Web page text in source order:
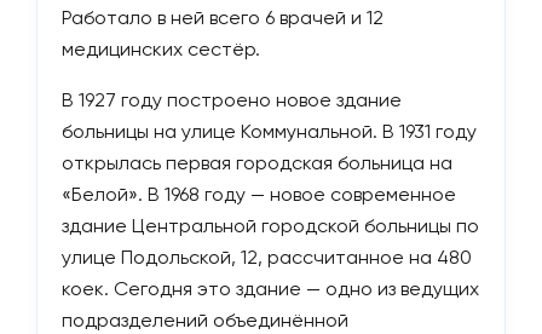
Работало в ней всего 6 врачей и 12
медицинских сестёр.
В 1927 году построено новое здание
больницы на улице Коммунальной. В 1931 году
открылась первая городская больница на
«Белой». В 1968 году — новое современное
здание Центральной городской больницы по
улице Подольской, 12, рассчитанное на 480
коек. Сегодня это здание — одно из ведущих
подразделений объединённой